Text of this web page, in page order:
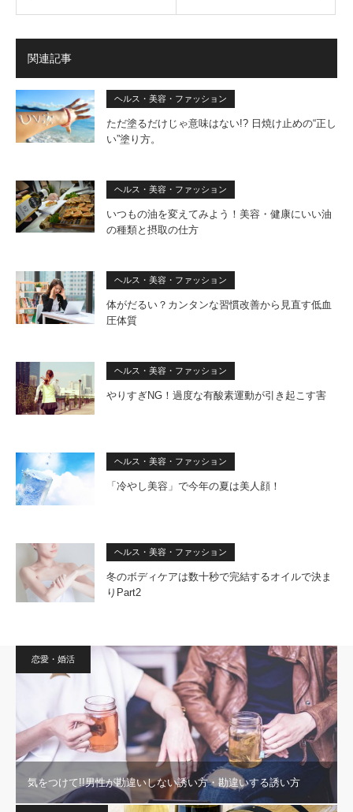
関連記事
ヘルス・美容・ファッション
ただ塗るだけじゃ意味はない!? 日焼け止めの“正し
い”塗り方。
ヘルス・美容・ファッション
いつもの油を変えてみよう！美容・健康にいい油
の種類と摂取の仕方
ヘルス・美容・ファッション
体がだるい？カンタンな習慣改善から見直す低血
圧体質
ヘルス・美容・ファッション
やりすぎNG！過度な有酸素運動が引き起こす害
ヘルス・美容・ファッション
「冷やし美容」で今年の夏は美人顔！
ヘルス・美容・ファッション
冬のボディケアは数十秒で完結するオイルで決ま
りPart2
恋愛・婚活
気をつけて!!男性が勘違いしない誘い方・勘違いする誘い方